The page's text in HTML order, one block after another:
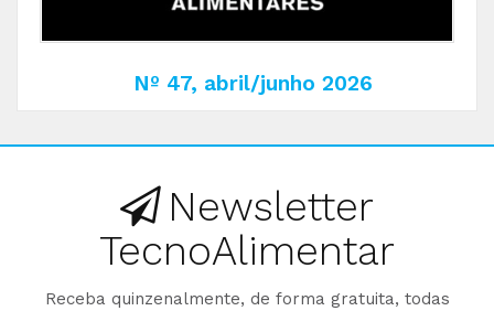
Nº 47, abril/junho 2026
Newsletter
TecnoAlimentar
Receba quinzenalmente, de forma gratuita, todas